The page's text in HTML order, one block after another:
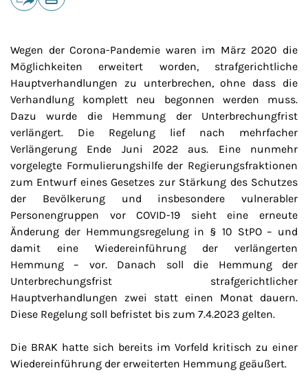
Wegen der Corona-Pandemie waren im März 2020 die
Möglichkeiten erweitert worden, strafgerichtliche
Hauptverhandlungen zu unterbrechen, ohne dass die
Verhandlung komplett neu begonnen werden muss.
Dazu wurde die Hemmung der Unterbrechungfrist
verlängert. Die Regelung lief nach mehrfacher
Verlängerung Ende Juni 2022 aus. Eine nunmehr
vorgelegte Formulierungshilfe der Regierungsfraktionen
zum Entwurf eines Gesetzes zur Stärkung des Schutzes
der Bevölkerung und insbesondere vulnerabler
Personengruppen vor COVID-19 sieht eine erneute
Änderung der Hemmungsregelung in § 10 StPO – und
damit eine Wiedereinführung der verlängerten
Hemmung – vor. Danach soll die Hemmung der
Unterbrechungsfrist strafgerichtlicher
Hauptverhandlungen zwei statt einen Monat dauern.
Diese Regelung soll befristet bis zum 7.4.2023 gelten.
Die BRAK hatte sich bereits im Vorfeld kritisch zu einer
Wiedereinführung der erweiterten Hemmung geäußert.